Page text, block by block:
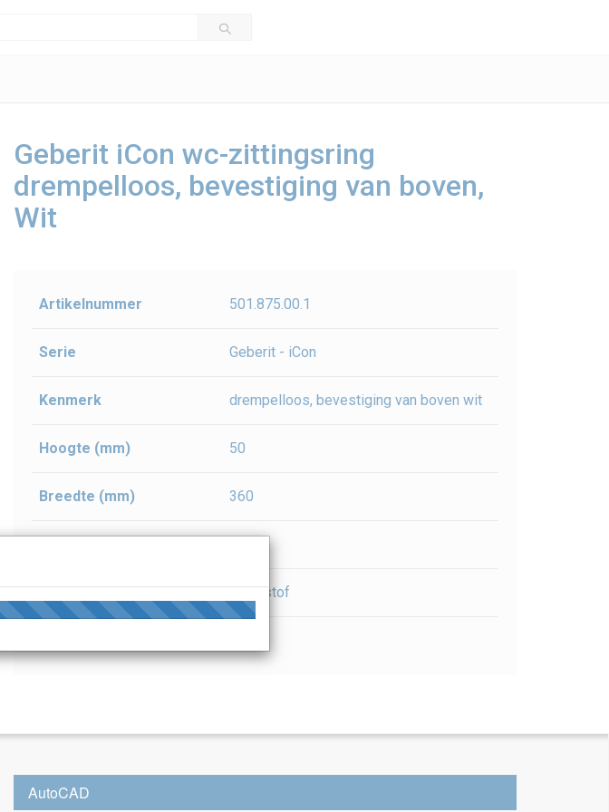
Geberit iCon wc-zittingsring
drempelloos, bevestiging van boven,
Wit
Artikelnummer 501.875.00.1
Serie Geberit - iCon
Kenmerk drempelloos, bevestiging van boven wit
Hoogte (mm) 50
Breedte (mm) 360
Kenmerkende grondstof kunststof
AutoCAD